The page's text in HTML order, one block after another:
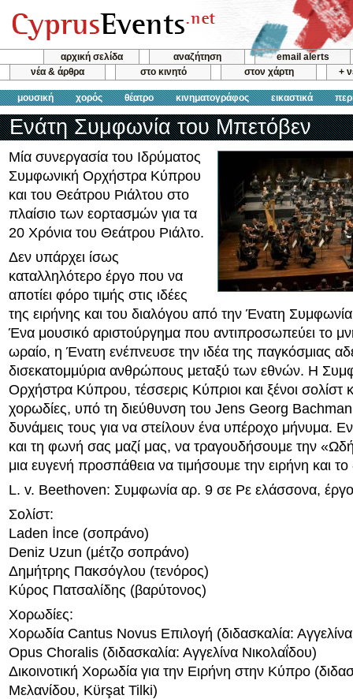
αρχική σελίδα αναζήτηση
email alerts
νέα & άρθρα
στο κινητό στον χάρτη +
μουσική χορός θέατρο κινηματογράφος εικαστικά
Ενάτη Συμφωνία του Μπετόβεν
Μία συνεργασία του Ιδρύματος
Συμφωνική Ορχήστρα Κύπρου
και του Θεάτρου Ριάλτου στο
πλαίσιο των εορτασμών για τα
20 Χρόνια του Θεάτρου Ριάλτο.
Δεν υπάρχει ίσως
καταλληλότερο έργο που να
αποτίει φόρο τιμής στις ιδέες
της ειρήνης και του διαλόγου από την Ένατη
Ένα μουσικό αριστούργημα που αντιπροσωπεύει το
ωραίο, η Ένατη ενέπνευσε την ιδέα της παγκόσμιας
δισεκατομμύρια ανθρώπους μεταξύ των εθνών. Η
Ορχήστρα Κύπρου, τέσσερις Κύπριοι και ξένοι σολίστ
χορωδίες, υπό τη διεύθυνση του Jens Georg
δυνάμεις τους για να στείλουν ένα υπέροχο μήνυμα.
και τη φωνή σας μαζί μας, να τραγουδήσουμε την
μια ευγενή προσπάθεια να τιμήσουμε την ειρήνη και το
L. v. Beethoven: Συμφωνία αρ. 9 σε Ρε ελάσσονα,
Σολίστ:
Laden İnce (σοπράνο)
Deniz Uzun (μέτζο σοπράνο)
Δημήτρης Πακσόγλου (τενόρος)
Κύρος Πατσαλίδης (βαρύτονος)
Χορωδίες:
Χορωδία Cantus Novus Επιλογή (διδασκαλία:
Opus Choralis (διδασκαλία: Αγγελίνα Νικολαΐδου)
Δικοινοτική Χορωδία για την Ειρήνη στην Κύπρο
Μελανίδου, Kϋrşat Tilki)